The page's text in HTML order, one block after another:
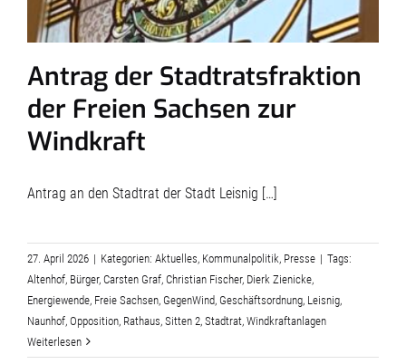
Antrag der Stadtratsfraktion
der Freien Sachsen zur
Windkraft
Antrag an den Stadtrat der Stadt Leisnig […]
27. April 2026 | Kategorien: Aktuelles, Kommunalpolitik, Presse | Tags:
Altenhof, Bürger, Carsten Graf, Christian Fischer, Dierk Zienicke,
Energiewende, Freie Sachsen, GegenWind, Geschäftsordnung, Leisnig,
Naunhof, Opposition, Rathaus, Sitten 2, Stadtrat, Windkraftanlagen
Weiterlesen